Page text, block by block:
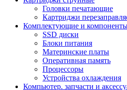
Головки печатающие
Картриджи
Комплектующие и
SSD диски
Блоки питания
Материнские платы
Оперативная память
Процессоры
Устройства охлаждения
Компьютер. запчасти и